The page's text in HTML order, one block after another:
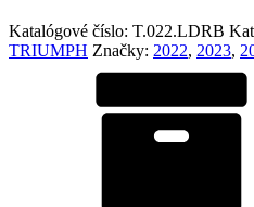
Katalógové číslo: T.022.LDRB
TRIUMPH Značky: 2022, 2023,